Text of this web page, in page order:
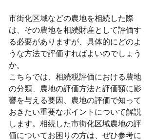
市街化区域などの農地を相続した際
は、その農地を相続財産として評価す
る必要がありますが、具体的にどのよ
うな方法で評価すればよいのでしょう
か。
こちらでは、相続税評価における農地
の分類、農地の評価方法と評価額に影
響を与える要因、農地の評価で知って
おきたい重要なポイントについて解説
します。相続した市街化区域農地の評
価についてお困りの方は、ぜひ参考に